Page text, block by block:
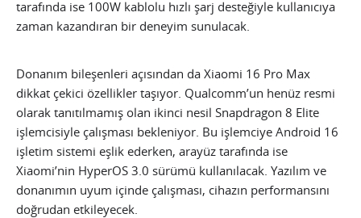
tarafında ise 100W kablolu hızlı şarj desteğiyle kullanıcıya
zaman kazandıran bir deneyim sunulacak.
Donanım bileşenleri açısından da Xiaomi 16 Pro Max
dikkat çekici özellikler taşıyor. Qualcomm’un henüz resmi
olarak tanıtılmamış olan ikinci nesil Snapdragon 8 Elite
işlemcisiyle çalışması bekleniyor. Bu işlemciye Android 16
işletim sistemi eşlik ederken, arayüz tarafında ise
Xiaomi’nin HyperOS 3.0 sürümü kullanılacak. Yazılım ve
donanımın uyum içinde çalışması, cihazın performansını
doğrudan etkileyecek.